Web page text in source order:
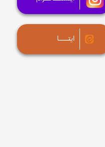
ایتــــــا